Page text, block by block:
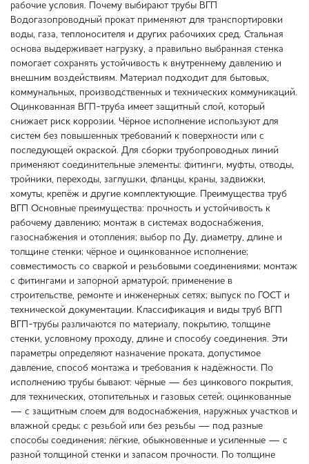
рабочие условия. Почему выбирают трубы ВГП
Водогазопроводный прокат применяют для транспортировки
воды, газа, теплоносителя и других рабочихих сред. Стальная
основа выдерживает нагрузку, а правильно выбранная стенка
помогает сохранять устойчивость к внутреннему давлению и
внешним воздействиям. Материал подходит для бытовых,
коммунальных, производственных и технических коммуникаций.
Оцинкованная ВГП-труба имеет защитный слой, который
снижает риск коррозии. Чёрное исполнение используют для
систем без повышенных требований к поверхности или с
последующей окраской. Для сборки трубопроводных линий
применяют соединительные элементы: фитинги, муфты, отводы,
тройники, переходы, заглушки, фланцы, краны, задвижки,
хомуты, крепёж и другие комплектующие. Преимущества труб
ВГП Основные преимущества: прочность и устойчивость к
рабочему давлению; монтаж в системах водоснабжения,
газоснабжения и отопления; выбор по Ду, диаметру, длине и
толщине стенки; чёрное и оцинкованное исполнение;
совместимость со сваркой и резьбовыми соединениями; монтаж
с фитингами и запорной арматурой; применение в
строительстве, ремонте и инженерных сетях; выпуск по ГОСТ и
технической документации. Классификация и виды труб ВГП
ВГП-трубы различаются по материалу, покрытию, толщине
стенки, условному проходу, длине и способу соединения. Эти
параметры определяют назначение проката, допустимое
давление, способ монтажа и требования к надёжности. По
исполнению трубы бывают: чёрные — без цинкового покрытия,
для технических, отопительных и газовых сетей; оцинкованные
— с защитным слоем для водоснабжения, наружных участков и
влажной среды; с резьбой или без резьбы — под разные
способы соединения; лёгкие, обыкновенные и усиленные — с
разной толщиной стенки и запасом прочности. По толщине